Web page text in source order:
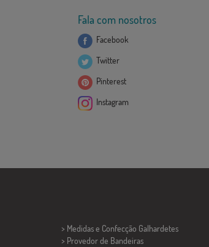
Fala com nosotros
Facebook
Twitter
Pinterest
Instagram
> Medidas e Confecção Galhardetes
> Provedor de Bandeiras